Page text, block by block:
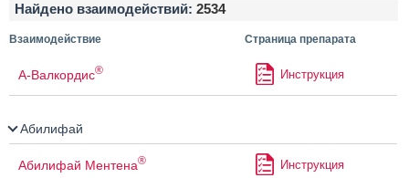
Найдено взаимодействий: 2534
Взаимодействие Страница препарата
А-Валкордис® Инструкция
Абилифай
Абилифай Ментена® Инструкция